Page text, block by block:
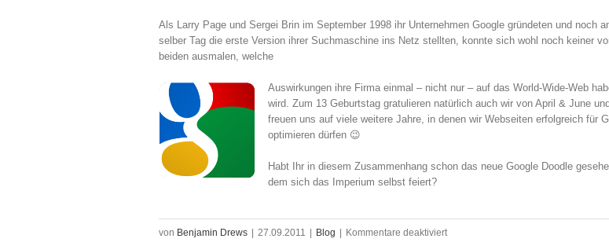
Als Larry Page und Sergei Brin im September 1998 ihr Unternehmen Google gründeten und noch
selber Tag die erste Version ihrer Suchmaschine ins Netz stellten, konnte sich wohl noch keiner
beiden ausmalen, welche
Auswirkungen ihre Firma einmal – nicht nur – auf das World-Wide-Web
wird. Zum 13 Geburtstag gratulieren natürlich auch wir von April & June und
freuen uns auf viele weitere Jahre, in denen wir Webseiten erfolgreich für
optimieren dürfen 😉
Habt Ihr in diesem Zusammenhang schon das neue Google Doodle
dem sich das Imperium selbst feiert?
von Benjamin Drews 27.09.2011 Blog Kommentare deaktiviertfür